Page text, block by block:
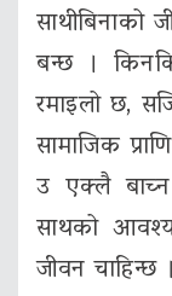
बन्छ ।
रमाइलो छ,
सामाजिक
उ एक्लै
साथको
जीवन चाहिन्छ ।